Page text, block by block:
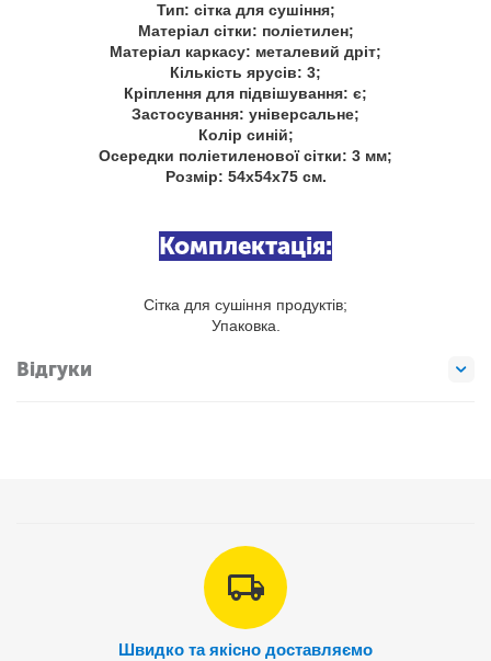
Тип: сітка для сушіння;
Матеріал сітки: поліетилен;
Матеріал каркасу: металевий дріт;
Кількість ярусів: 3;
Кріплення для підвішування: є;
Застосування: універсальне;
Колір синій;
Осередки поліетиленової сітки: 3 мм;
Розмір: 54х54х75 см.
Комплектація:
Сітка для сушіння продуктів;
Упаковка.
Відгуки
Швидко та якісно доставляємо